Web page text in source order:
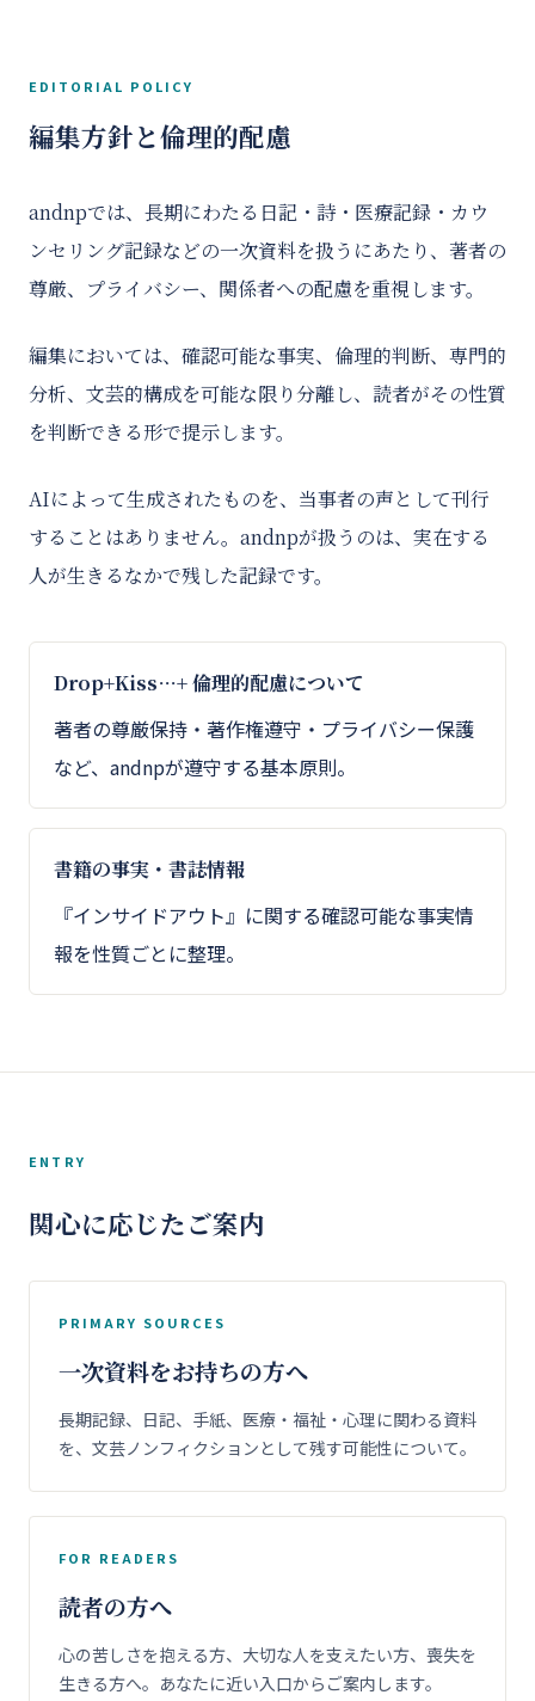
EDITORIAL POLICY
編集方針と倫理的配慮
andnpでは、長期にわたる日記・詩・医療記録・カウ
ンセリング記録などの一次資料を扱うにあたり、著者の
尊厳、プライバシー、関係者への配慮を重視します。
編集においては、確認可能な事実、倫理的判断、専門的
分析、文芸的構成を可能な限り分離し、読者がその性質
を判断できる形で提示します。
AIによって生成されたものを、当事者の声として刊行
することはありません。andnpが扱うのは、実在する
人が生きるなかで残した記録です。
Drop+Kiss…+ 倫理的配慮について
著者の尊厳保持・著作権遵守・プライバシー保護
など、andnpが遵守する基本原則。
書籍の事実・書誌情報
『インサイドアウト』に関する確認可能な事実情
報を性質ごとに整理。
ENTRY
関心に応じたご案内
PRIMARY SOURCES
一次資料をお持ちの方へ
長期記録、日記、手紙、医療・福祉・心理に関わる資料
を、文芸ノンフィクションとして残す可能性について。
FOR READERS
読者の方へ
心の苦しさを抱える方、大切な人を支えたい方、喪失を
生きる方へ。あなたに近い入口からご案内します。